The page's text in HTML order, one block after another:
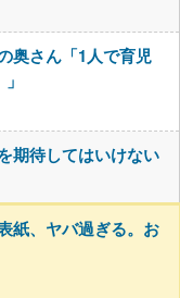
奥さん「1人で育児
期待してはいけない
紙、ヤバ過ぎる。お